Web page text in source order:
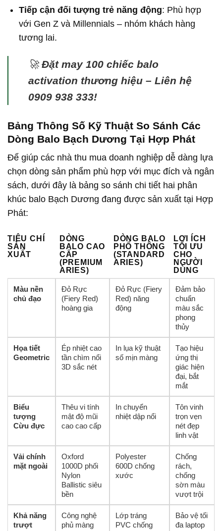
Tiếp cận đối tượng trẻ năng động: Phù hợp
với Gen Z và Millennials – nhóm khách hàng
tương lai.
🚀Đặt may 100 chiếc balo
activation thương hiệu – Liên hệ
0909 938 333!
Bảng Thông Số Kỹ Thuật So Sánh Các
Dòng Balo Bạch Dương Tại Hợp Phát
Để giúp các nhà thu mua doanh nghiệp dễ dàng lựa
chọn dòng sản phẩm phù hợp với mục đích và ngân
sách, dưới đây là bảng so sánh chi tiết hai phân
khúc balo Bạch Dương đang được sản xuất tại Hợp
Phát:
TIÊU CHÍ
SẢN
XUẤT
DÒNG
BALO CAO
CẤP
(PREMIUM
ARIES)
DÒNG BALO
PHỔ THÔNG
(STANDARD
ARIES)
LỢI ÍCH
TỐI ƯU
CHO
NGƯỜI
DÙNG
Màu nền
chủ đạo
Đỏ Rực
(Fiery Red)
hoàng gia
Đỏ Rực (Fiery
Red) năng
động
Đảm bảo
chuẩn
màu sắc
phong
thủy
Họa tiết
Geometric
Ép nhiệt cao
tần chìm nổi
3D sắc nét
In lụa kỹ thuật
số mịn màng
Tạo hiệu
ứng thị
giác hiện
đại, bắt
mắt
Biểu
tượng
Cừu đực
Thêu vi tính
mật độ mũi
cao cao cấp
In chuyển
nhiệt dập nổi
Tôn vinh
trọn vẹn
nét đẹp
linh vật
Vải chính
mặt ngoài
Oxford
1000D phối
Nylon
Ballistic siêu
bền
Polyester
600D chống
xước
Chống
rách,
chống
sờn màu
vượt trội
Khả năng
trượt
Công nghệ
phủ màng
Lớp tráng
PVC chống
Bảo vệ tối
đa laptop